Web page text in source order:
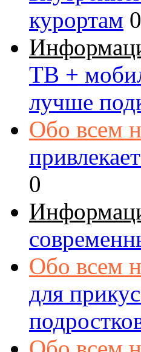
курортам 0
ТВ +
лучше
Обо всем
0
Обо всем
для